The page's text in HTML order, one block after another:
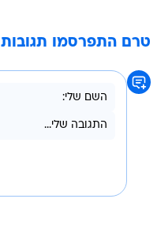
טרם התפרסמו תגובות